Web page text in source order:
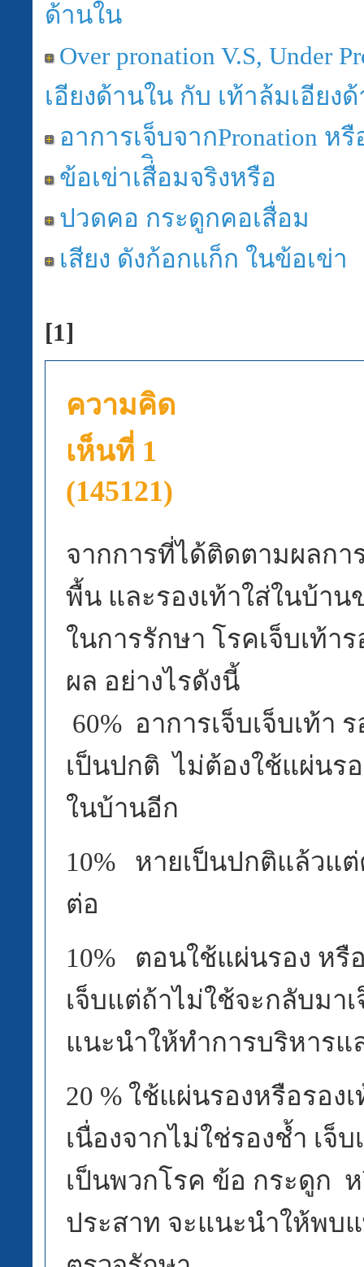
ด้านใน
Over pronation V.S, Under
เอียงด้านใน กับ เท้าล้มเอียง
อาการเจ็บจากPronation ห
ข้อเข่าเสื่ิอมจริงหรือ
ปวดคอ กระดูกคอเสื่อม
เสียง ดังก้อกแก็ก ในข้อเข่า
[1]
ความคิด
เห็นที่ 1
(145121)
จากการที่ได้ติดตามผลกา
พื้น และรองเท้าใส่ในบ้าน
ในการรักษา โรคเจ็บเท้า
ผล อย่างไรดังนี้
60% อาการเจ็บเจ็บเท้า
เป็นปกติ ไม่ต้องใช้แผ่นรอ
ในบ้านอีก
10% หายเป็นปกติแล้วแต่
ต่อ
10% ตอนใช้แผ่นรอง หรื
เจ็บแต่ถ้าไม่ใช้จะกลับมา
แนะนำให้ทำการบริหารแ
20 % ใช้แผ่นรองหรือรอง
เนื่องจากไม่ใช่รองช้ำ เจ็
เป็นพวกโรค ข้อ กระดูก
ประสาท จะแนะนำให้พบ